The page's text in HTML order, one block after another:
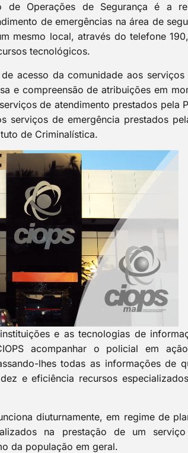
de Operações de Segurança é a
de emergências na área de
mesmo local, através do telefone
tecnológicos.
acesso da comunidade aos
e compreensão de atribuições em
de atendimento prestados pela
serviços de emergência prestados
de Criminalística.
e as tecnologias de
acompanhar o policial em
lhes todas as informações de
e eficiência recursos
diuturnamente, em regime de
na prestação de um
da população em geral.